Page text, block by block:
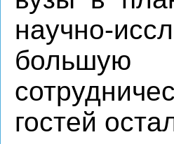
научно-
большую
гостей